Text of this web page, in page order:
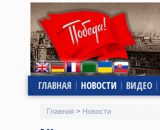
ГЛАВНАЯ НОВОСТИ ВИДЕО
Главная > Новости